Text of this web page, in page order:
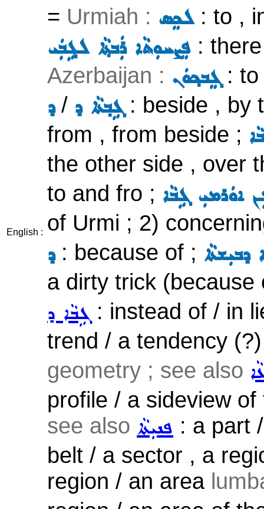
English :
= Urmiah : ܠܟܸܣ: to ,
ܦܸܨܚܘܼܬܵܐ ܪܲܒܬ݂ܵܐ ܠܓܹܒܲܝ :
Azerbaijan : ܓܸܒܟ݂ܘܿܢ: to
ܕ/ ܓܹܒ݂ܬܵܐ ܕ: beside , by
from , from beside ;
the other side , over
to and fro ; ܐܘܿܪܡܝܼ ܓܹܒܵܐ
of Urmi ; 2)
ܕ: because of ; ܕܒܝܼܫܬܵܐ
a dirty trick
ܓܹܒܵܐ ܕ : instead of / in
trend / a tendency
geometry ; see also
profile / a sideview
see also ܦܢܝܼܬܵܐ : a part
belt / a sector , a
region / an area